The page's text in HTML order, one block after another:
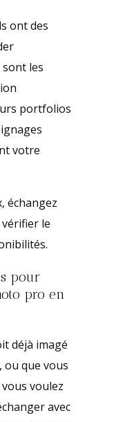
ont des
les
portfolios
votre
échangez
le
pour
pro en
déjà imagé
ou que vous
voulez
avec